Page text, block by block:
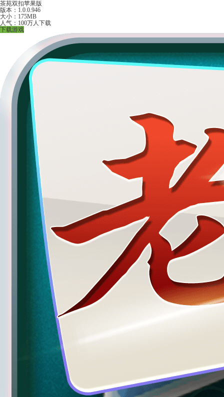
茶苑双扣苹果版
版本：1.0.0.946
大小：175MB
人气：100万人下载
下载游戏